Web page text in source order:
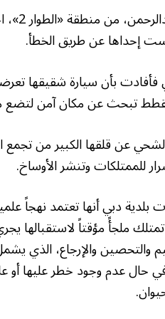
إحداها عن طريق الخطأ.
بأن سيارة شقيقها
تبحث عن مكان آمن لتضع
عن قلقها الكبير من تجمع
للممتلكات وتنشر الأوساخ.
بلدية دبي أنها تعتمد نهجاً
ملجأً مؤقتاً لاستقبالها
والتحصين والإرجاع، الذي
حال عدم وجود خطر عليها أو